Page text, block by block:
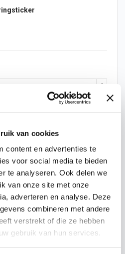
van cookies
content en advertenties te
voor social media te bieden
te analyseren. Ook delen we
van onze site met onze
adverteren en analyse. Deze
combineren met andere
verstrekt of die ze hebben
gebruik van hun services.
winkelwagen
prijs Je bespaart
€ 0,10
€ 1,00
€ 3,75